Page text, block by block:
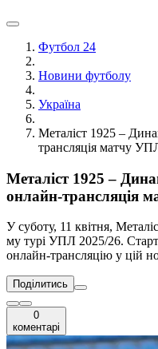
Футбол 24
Новини футболу
Україна
Металіст 1925 –
трансляція матчу
Металіст 1925 –
онлайн-трансляція
У суботу, 11 квітня,
му турі УПЛ 2025/26.
онлайн-трансляцію у цій
Поділитись
0
коментарі